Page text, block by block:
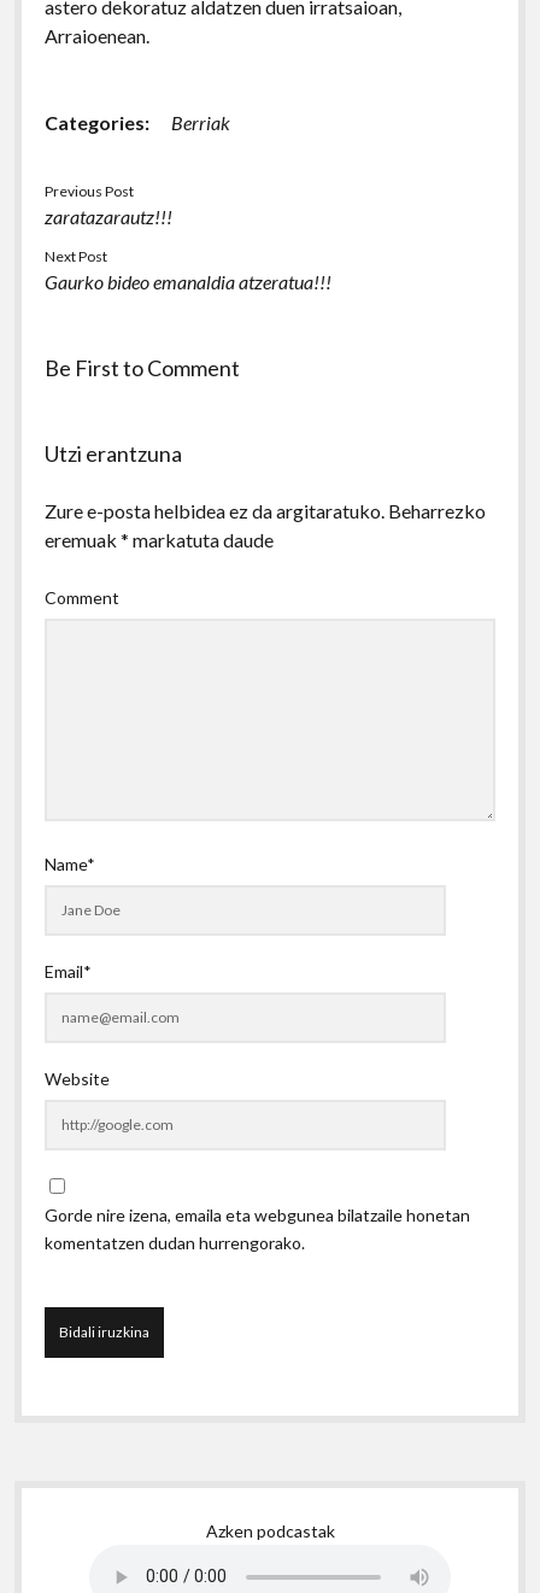
astero dekoratuz aldatzen duen irratsaioan,
Arraioenean.
Categories: Berriak
Previous Post
zaratazarautz!!!
Next Post
Gaurko bideo emanaldia atzeratua!!!
Be First to Comment
Utzi erantzuna
Zure e-posta helbidea ez da argitaratuko. Beharrezko
eremuak * markatuta daude
Comment
Name*
Email*
Website
Gorde nire izena, emaila eta webgunea bilatzaile honetan
komentatzen dudan hurrengorako.
Sidebar
Azken podcastak